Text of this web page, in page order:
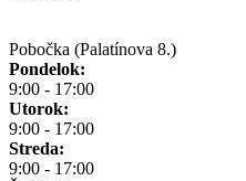
Pobočka (Palatínova 8.)
Pondelok:
9:00 - 17:00
Utorok:
9:00 - 17:00
Streda:
9:00 - 17:00